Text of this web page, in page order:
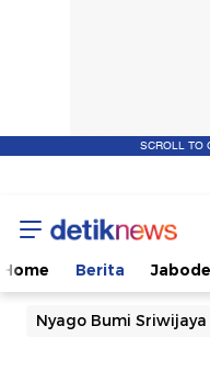
SCROLL TO
Home Berita
Nyago Bumi Sriwijaya